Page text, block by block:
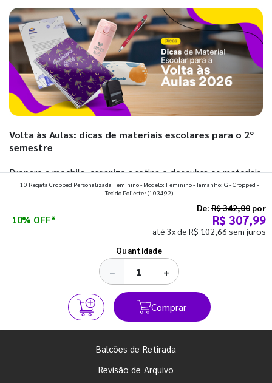
Volta às Aulas: dicas de materiais escolares para o 2º
semestre
Prepare a mochila, organize a rotina e descubra os materiais
que fazem toda diferença para começar o segundo
10 Regata Cropped Personalizada Feminino - Modelo: Feminino - Tamanho: G - Cropped -
Tecido Poliéster(103492)
10% OFF*
De: R$ 342,00 por
R$ 307,99
até 3x de R$ 102,66 sem juros
Quantidade
− +
Comprar
Balcões de Retirada
Revisão de Arquivo